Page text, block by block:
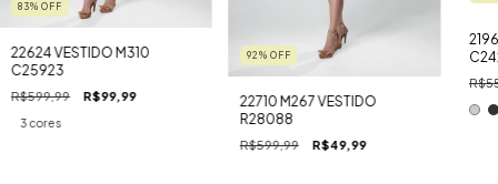
83% OFF
22624 VESTIDO M310
C25923
R$599,99 R$99,99
3 cores
92 % OFF
22710 M267 VESTIDO
R28088
R$599,99 R$49,99